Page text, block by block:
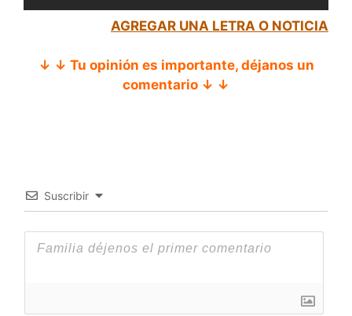
AGREGAR UNA LETRA O NOTICIA
↓ ↓ Tu opinión es importante, déjanos un
comentario ↓ ↓
Suscribir